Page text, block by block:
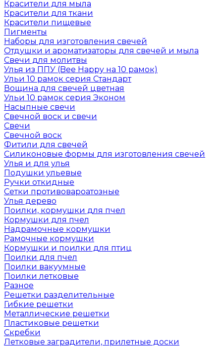
Красители для мыла
Красители для ткани
Красители пищевые
Пигменты
Наборы для изготовления свечей
Отдушки и ароматизаторы для свечей и мыла
Свечи для молитвы
Улья из ППУ (Bee Happy на 10 рамок)
Ульи 10 рамок серия Стандарт
Вощина для свечей цветная
Ульи 10 рамок серия Эконом
Насыпные свечи
Свечной воск и свечи
Свечи
Свечной воск
Фитили для свечей
Силиконовые формы для изготовления свечей
Улья и для улья
Подушки ульевые
Ручки откидные
Сетки противовароатозные
Улья дерево
Поилки, кормушки для пчел
Кормушки для пчел
Надрамочные кормушки
Рамочные кормушки
Кормушки и поилки для птиц
Поилки для пчел
Поилки вакуумные
Поилки летковые
Разное
Решетки разделительные
Гибкие решетки
Металлические решетки
Пластиковые решетки
Скребки
Летковые заградители, прилетные доски